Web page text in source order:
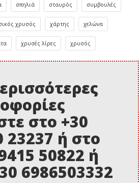
σπηλιά σταυρός συμβουλές
χρυσός χάρτης χελώνα
χρυσές λίρες χρυσός
στο +30
23237 ή στο
50822 ή
6986503332